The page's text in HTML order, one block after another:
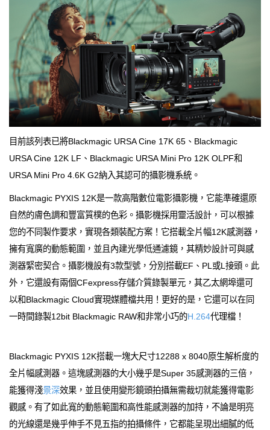
目前該列表已將Blackmagic URSA Cine 17K 65、Blackmagic
URSA Cine 12K LF、Blackmagic URSA Mini Pro 12K OLPF和
URSA Mini Pro 4.6K G2納入其認可的攝影機系統。
Blackmagic PYXIS 12K是一款高階數位電影攝影機，它能準確還原
自然的膚色調和豐富質樸的色彩。攝影機採用靈活設計，可以根據
您的不同製作要求，實現各類裝配方案！它搭載全片幅12K感測器，
擁有寬廣的動態範圍，並且內建光學低通濾鏡，其精妙設計可與感
測器緊密契合。攝影機設有3款型號，分別搭載EF、PL或L接頭。此
外，它還設有兩個CFexpress存儲介質錄製單元，其乙太網埠還可
以和Blackmagic Cloud實現媒體檔共用！更好的是，它還可以在同
一時間錄製12bit Blackmagic RAW和非常小巧的H.264代理檔！
Blackmagic PYXIS 12K搭載一塊大尺寸12288 x 8040原生解析度的
全片幅感測器。這塊感測器的大小幾乎是Super 35感測器的三倍，
能獲得淺景深效果，並且使用變形鏡頭拍攝無需裁切就能獲得電影
觀感。有了如此寬的動態範圍和高性能感測器的加持，不論是明亮
的光線還是幾乎伸手不見五指的拍攝條件，它都能呈現出細膩的低